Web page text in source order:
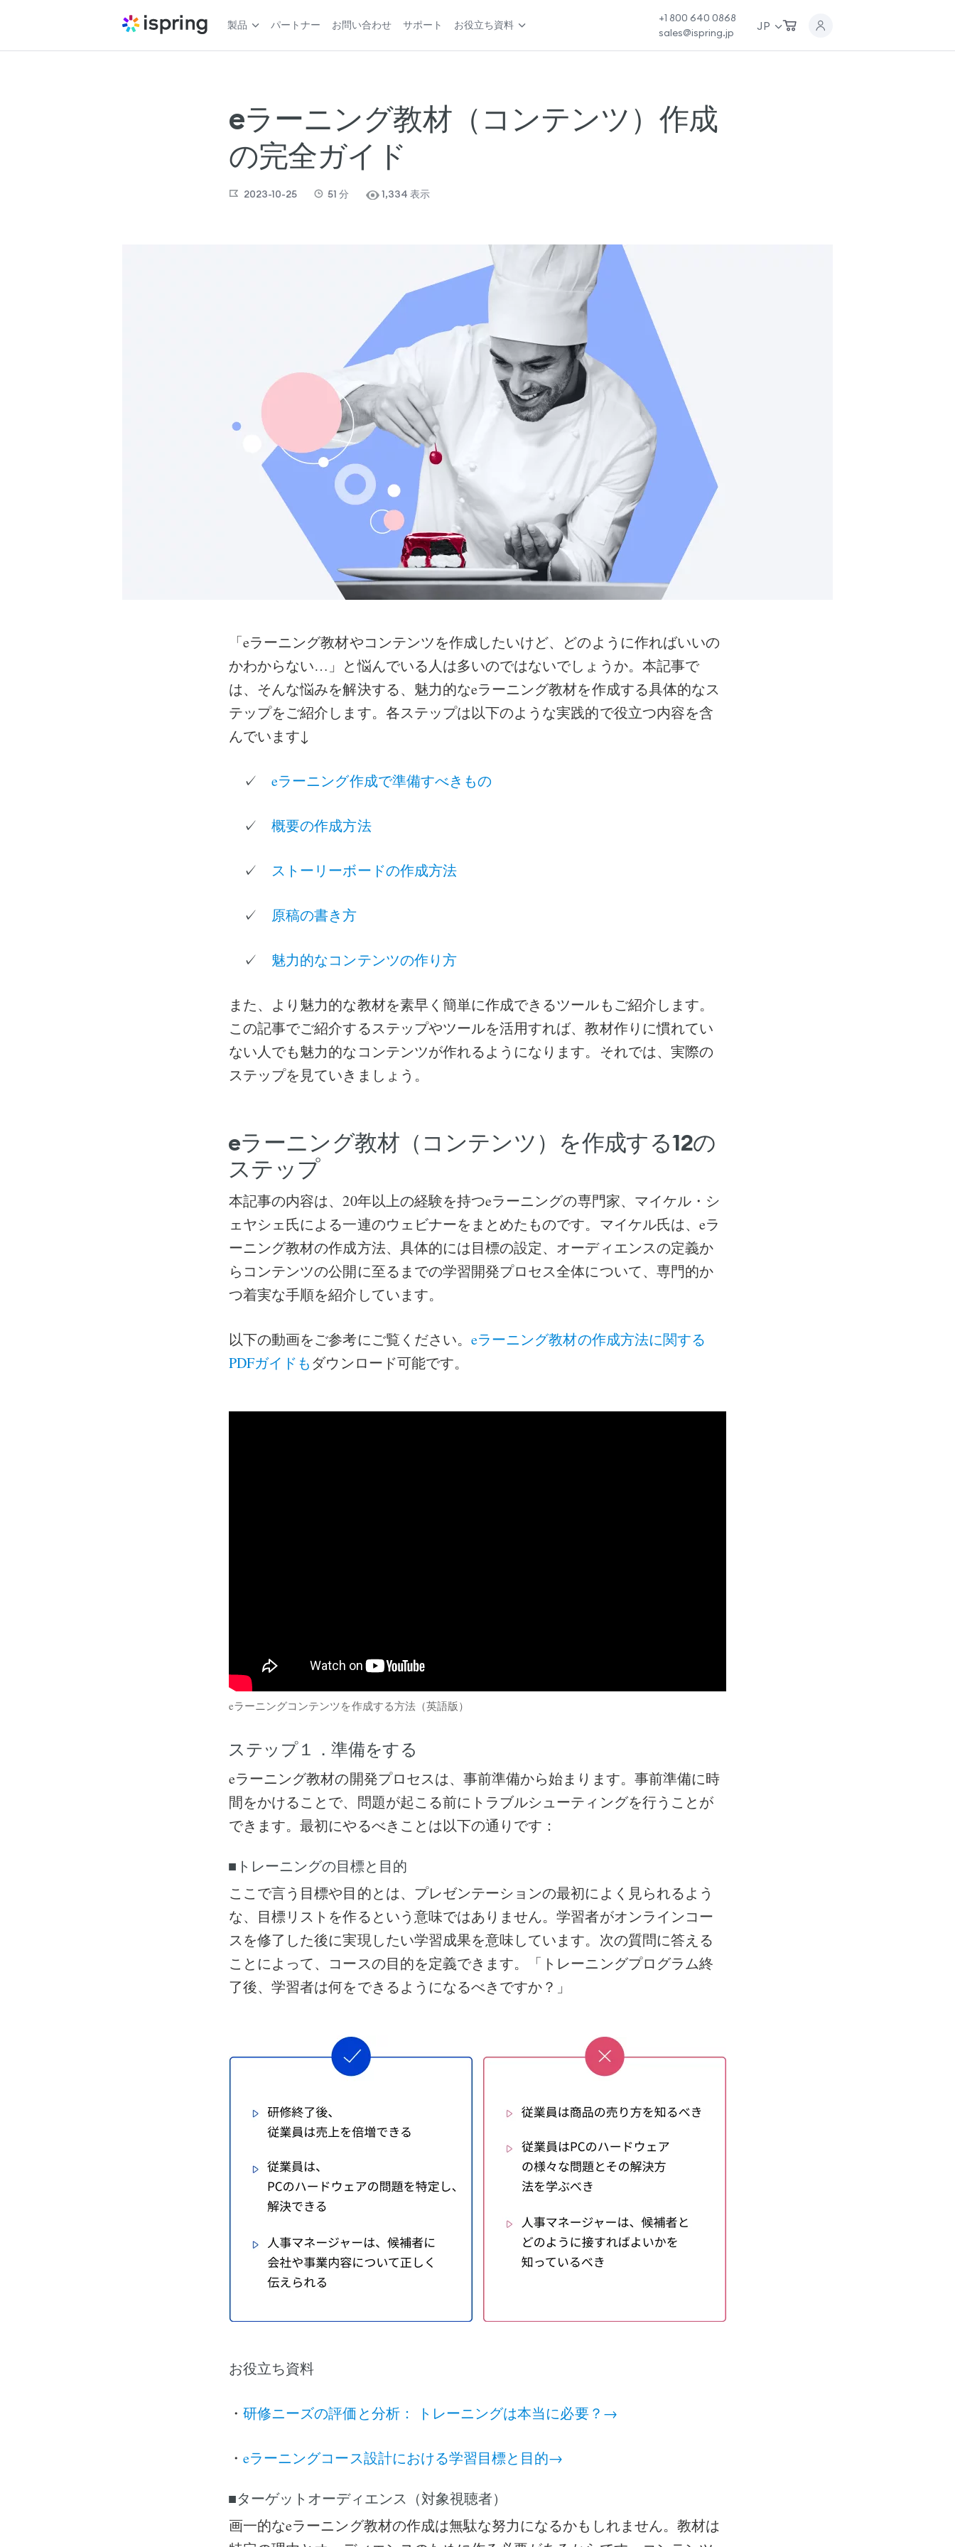
製品 パートナー お問い合わせ サポート お役立ち資料
+1 800 640 0868
sales@ispring.jp
JP
eラーニング教材（コンテンツ）作成
の完全ガイド
2023-10-25 51 分 1,334 表示
「eラーニング教材やコンテンツを作成したいけど、どのように作ればいいの
かわからない…」と悩んでいる人は多いのではないでしょうか。本記事で
は、そんな悩みを解決する、魅力的なeラーニング教材を作成する具体的なス
テップをご紹介します。各ステップは以下のような実践的で役立つ内容を含
んでいます↓
✓eラーニング作成で準備すべきもの
✓概要の作成方法
✓ ストーリーボードの作成方法
✓ 原稿の書き方
✓ 魅力的なコンテンツの作り方
また、より魅力的な教材を素早く簡単に作成できるツールもご紹介します。
この記事でご紹介するステップやツールを活用すれば、教材作りに慣れてい
ない人でも魅力的なコンテンツが作れるようになります。それでは、実際の
ステップを見ていきましょう。
eラーニング教材（コンテンツ）を作成する12の
ステップ
本記事の内容は、20年以上の経験を持つeラーニングの専門家、マイケル・シ
ェヤシェ氏による一連のウェビナーをまとめたものです。マイケル氏は、eラ
ーニング教材の作成方法、具体的には目標の設定、オーディエンスの定義か
らコンテンツの公開に至るまでの学習開発プロセス全体について、専門的か
つ着実な手順を紹介しています。
以下の動画をご参考にご覧ください。eラーニング教材の作成方法に関する
PDFガイドもダウンロード可能です。
eラーニングコンテンツを作成する方法（英語版）
ステップ１．準備をする
eラーニング教材の開発プロセスは、事前準備から始まります。事前準備に時
間をかけることで、問題が起こる前にトラブルシューティングを行うことが
できます。最初にやるべきことは以下の通りです：
■トレーニングの目標と目的
ここで言う目標や目的とは、プレゼンテーションの最初によく見られるよう
な、目標リストを作るという意味ではありません。学習者がオンラインコー
スを修了した後に実現したい学習成果を意味しています。次の質問に答える
ことによって、コースの目的を定義できます。「トレーニングプログラム終
了後、学習者は何をできるようになるべきですか？」
お役立ち資料
・研修ニーズの評価と分析： トレーニングは本当に必要？→
・eラーニングコース設計における学習目標と目的→
■ターゲットオーディエンス（対象視聴者）
画一的なeラーニング教材の作成は無駄な努力になるかもしれません。教材は